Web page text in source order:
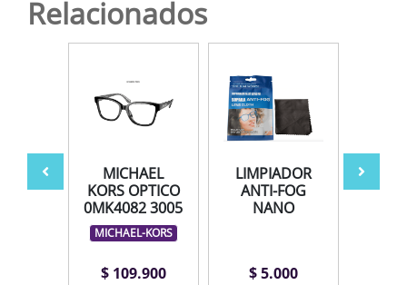
Relacionados
MICHAEL
KORS OPTICO
0MK4082 3005
MICHAEL-KORS
$ 109.900
LIMPIADOR
ANTI-FOG
NANO
$ 5.000